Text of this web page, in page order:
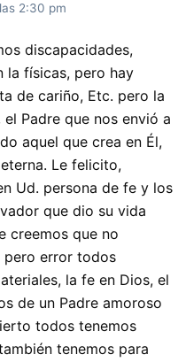
2:30 pm
discapacidades,
la físicas, pero hay
de cariño, Etc. pero la
Padre que nos envió a
aquel que crea en Él,
Le felicito,
Ud. persona de fe y los
que dio su vida
creemos que no
pero error todos
la fe en Dios, el
de un Padre amoroso
todos tenemos
tenemos para